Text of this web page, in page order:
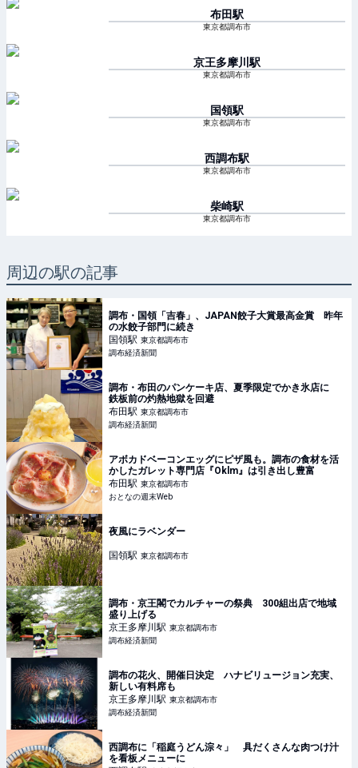
布田駅
東京都調布市
京王多摩川 駅
東京都調布市
国領駅
東京都調布市
西調布駅
東京都調布市
柴崎駅
東京都調布市
周辺の駅の記事
調布・国領「吉春」、JAPAN餃子大賞最高金賞 昨年
の水餃子部門に続き
国領駅 東京都調布市
調布経済新聞
調布・布田のパンケーキ店、夏季限定でかき氷店に
鉄板前の灼熱地獄を回避
布田駅 東京都調布市
調布経済新聞
アボカドベーコンエッグにピザ風も。調布の食材を活
かしたガレット専門店『Oklm』は引き出し豊富
布田駅 東京都調布市
おとなの週末Web
夜風にラベンダー
国領駅 東京都調布市
調布・京王閣でカルチャーの祭典 300組出店で地域
盛り上げる
京王多摩川駅 東京都調布市
調布経済新聞
調布の花火、開催日決定 ハナビリュージョン充実、
新しい有料席も
京王多摩川駅 東京都調布市
調布経済新聞
西調布に「稲庭うどん淙々」 具だくさんな肉つけ汁
を看板メニューに